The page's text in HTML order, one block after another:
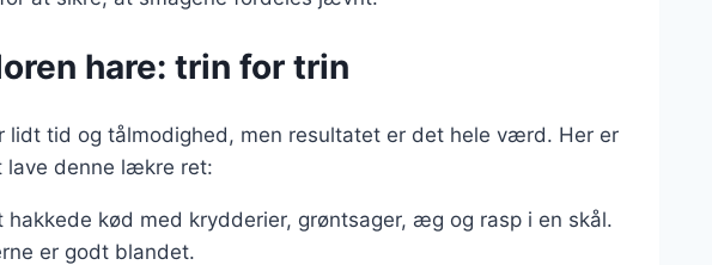
hare: trin for trin
tid og tålmodighed, men resultatet er det hele værd. Her er
lave denne lækre ret:
hakkede kød med krydderier, grøntsager, æg og rasp i en skål.
er godt blandet.